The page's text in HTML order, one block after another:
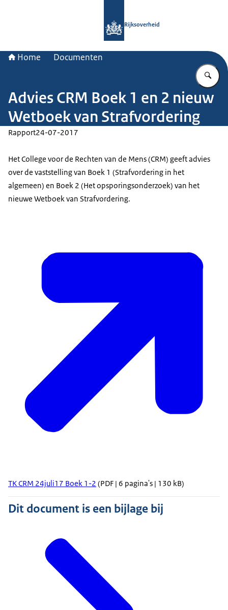
Rijksoverheid
Home Documenten
Advies CRM Boek 1 en 2 nieuw
Wetboek van Strafvordering
Rapport24-07-2017
Het College voor de Rechten van de Mens (CRM) geeft advies
over de vaststelling van Boek 1 (Strafvordering in het
algemeen) en Boek 2 (Het opsporingsonderzoek) van het
nieuwe Wetboek van Strafvordering.
TK CRM 24juli17 Boek 1-2 (PDF | 6 pagina's | 130 kB)
Dit document is een bijlage bij